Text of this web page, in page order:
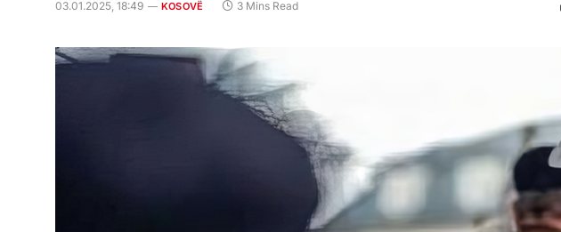
03.01.2025, 18:49 KOSOVË 3 Mins Read